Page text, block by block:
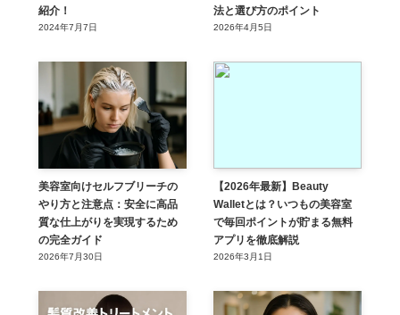
紹介！
2024年7月7日
法と選び方のポイント
2026年4月5日
美容室向けセルフブリーチの
やり方と注意点：安全に高品
質な仕上がりを実現するため
の完全ガイド
2026年7月30日
【2026年最新】Beauty
Walletとは？いつもの美容室
で毎回ポイントが貯まる無料
アプリを徹底解説
2026年3月1日